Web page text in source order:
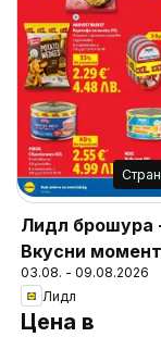
Лидл брошура
Вкусни
грила
03.08. - 09.08.2026
Лидл
Цена в